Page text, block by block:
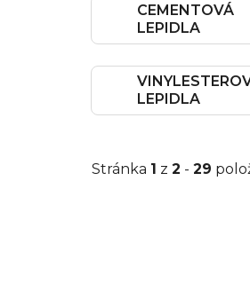
CEMENTOVÁ
LEPIDLA
LEPIDLA
Stránka 1 z 2 - 29